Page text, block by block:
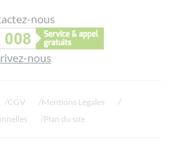
nous
nous
CGV
Mentions Légales
Plan du site